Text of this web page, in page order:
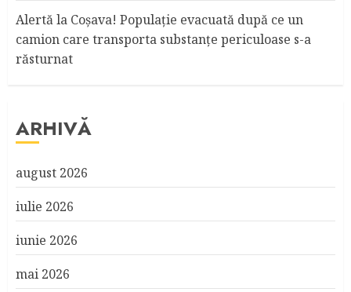
Alertă la Coşava! Populaţie evacuată după ce un
camion care transporta substanţe periculoase s-a
răsturnat
ARHIVĂ
august 2026
iulie 2026
iunie 2026
mai 2026